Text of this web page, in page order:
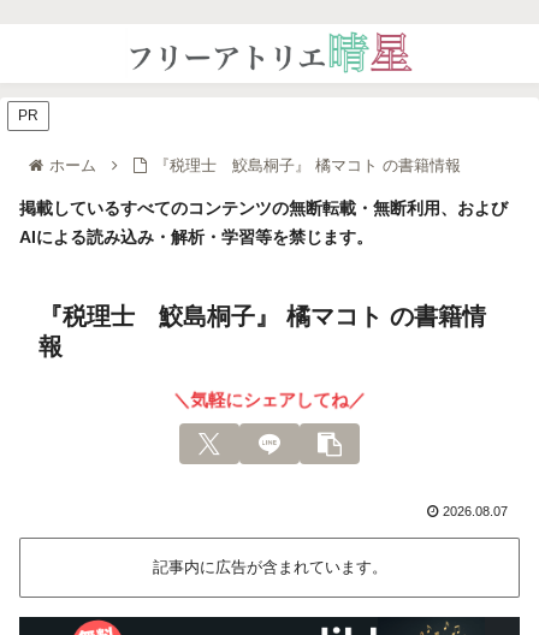
ホーム 『税理士 鮫島桐子』 橘マコト の書籍情報
掲載しているすべてのコンテンツの無断転載・無断利用、および
AIによる読み込み・解析・学習等を禁じます。
『税理士 鮫島桐子』 橘マコト の書籍情
報
＼気軽にシェアしてね／
2026.08.07
記事内に広告が含まれています。
PR